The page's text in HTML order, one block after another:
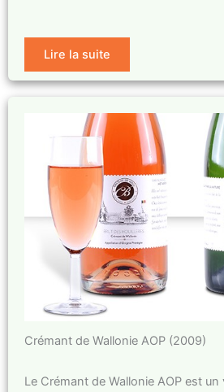
Lire la suite
Crémant de Wallonie AOP (2009)
Le Crémant de Wallonie AOP est